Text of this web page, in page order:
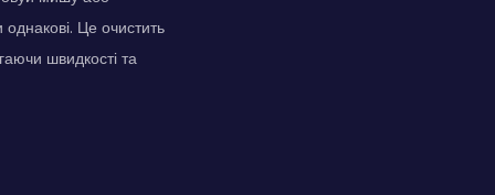
Це очистить
швидкості та